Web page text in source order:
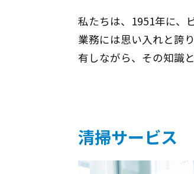
私たちは、1951年に、
業務には思い入れと誇
有しながら、その知識
清掃サービス